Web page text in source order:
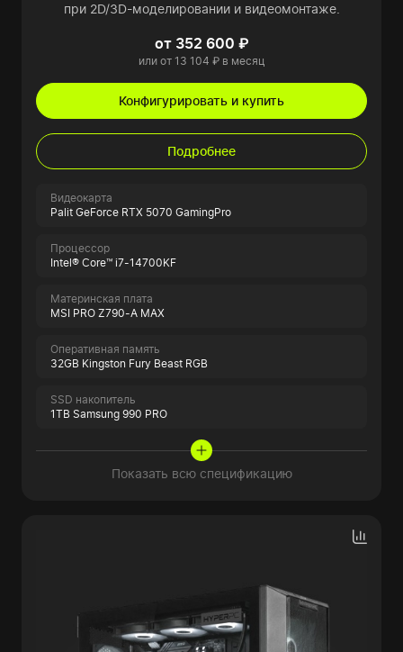
при 2D/3D-моделировании и видеомонтаже.
от 352 600 ₽
или от 13 104 ₽ в месяц
Конфигурировать и купить
Подробнее
Видеокарта
Palit GeForce RTX 5070 GamingPro
Процессор
Intel® Core™ i7-14700KF
Материнская плата
MSI PRO Z790-A MAX
Оперативная память
32GB Kingston Fury Beast RGB
SSD накопитель
1TB Samsung 990 PRO
Показать всю спецификацию